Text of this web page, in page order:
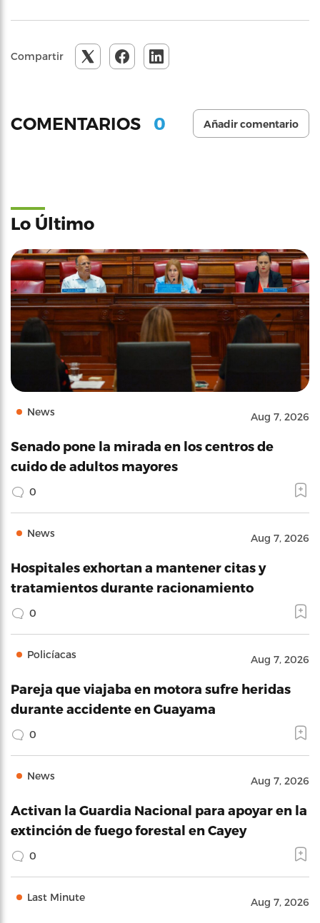
Compartir
COMENTARIOS 0 Añadir comentario
Lo Último
News Aug 7, 2026
Senado pone la mirada en los centros de
cuido de adultos mayores
0
News Aug 7, 2026
Hospitales exhortan a mantener citas y
tratamientos durante racionamiento
0
Policíacas Aug 7, 2026
Pareja que viajaba en motora sufre heridas
durante accidente en Guayama
0
News Aug 7, 2026
Activan la Guardia Nacional para apoyar en la
extinción de fuego forestal en Cayey
0
Last Minute Aug 7, 2026